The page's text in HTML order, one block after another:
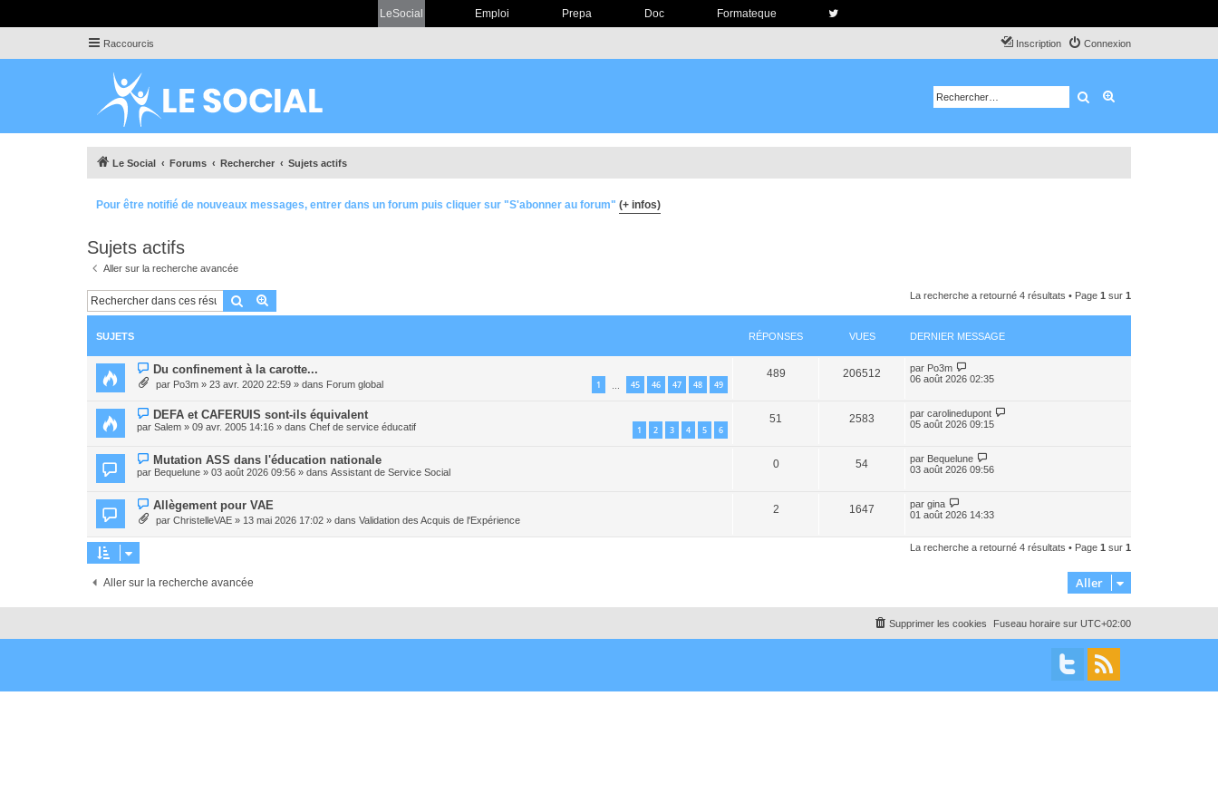
LeSocial Emploi Prepa Doc Formateque
Raccourcis Connexion
Inscription
Rechercher
Le Social Forums Rechercher Sujets actifs
Pour être notifié de nouveaux messages, entrer dans un forum puis cliquer sur "S'abonner au forum" (+ infos)
Sujets actifs
Aller sur la recherche avancée
Rechercher La recherche a retourné 4 résultats • Page 1 sur 1
SUJETS RÉPONSES VUES DERNIER MESSAGE
N
o
e
a
u
e
s
s
e
Du confinement à la carotte...
par Po3m » 23 avr. 2020 22:59 » dans Forum global 1 45 46 47 48 49
489 206512 par Po3m
06 août 2026 02:35
N
o
u
e
a
u
s
DEFA et CAFERUIS sont-ils équivalent
par Salem » 09 avr. 2005 14:16 » dans Chef de service éducatif 1 2 3 4 5 6
51 2583 par carolinedupont
05 août 2026 09:15
N
o
u
e
a
g
Mutation ASS dans l'éducation nationale
par Bequelune » 03 août 2026 09:56 » dans Assistant de Service Social
0 54 par Bequelune
03 août 2026 09:56
N
o
m
e
s
Allègement pour VAE
par ChristelleVAE » 13 mai 2026 17:02 » dans Validation des Acquis de l'Expérience
2 1647 par gina
01 août 2026 14:33
La recherche a retourné 4 résultats • Page 1 sur 1
Aller sur la recherche avancée Aller
Fuseau horaire sur UTC+02:00
Supprimer les cookies